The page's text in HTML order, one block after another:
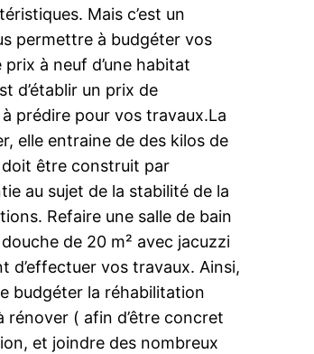
Mais c’est un
permettre à budgéter vos
à neuf d’une habitat
d’établir un prix de
prédire pour vos travaux.La
elle entraine de des kilos de
doit être construit par
au sujet de la stabilité de la
Refaire une salle de bain
de 20 m² avec jacuzzi
d’effectuer vos travaux. Ainsi,
budgéter la réhabilitation
rénover ( afin d’être concret
et joindre des nombreux